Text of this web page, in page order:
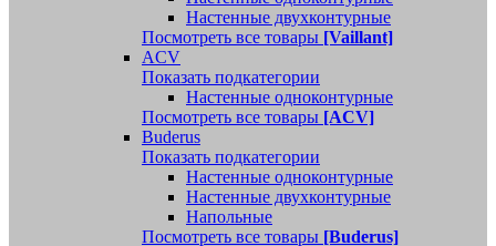
Настенные двухконтурные
Посмотреть все товары [Vaillant]
ACV
Показать подкатегории
Настенные одноконтурные
Посмотреть все товары [ACV]
Buderus
Показать подкатегории
Настенные одноконтурные
Настенные двухконтурные
Напольные
Посмотреть все товары [Buderus]